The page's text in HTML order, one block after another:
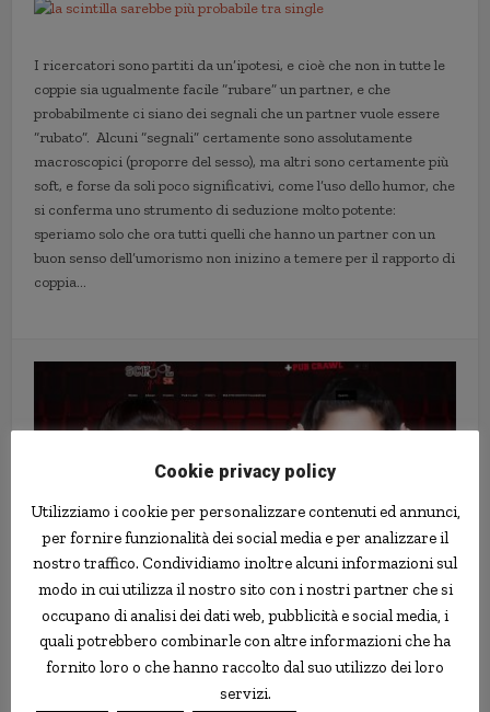
I ricercatori sono partiti da un’ipotesi, e cioè che non in tutte le
coppie sia ugualmente facile “rubare” un partner, e che
probabilmente ci siano dei segnali che un partner vuole essere
“rubato”. Alcuni “segnali” certamente sono assolutamente
macroscopici (proporre del sesso), ma altri sono certamente più
soft, e forse da soli poco significativi, come l’uso dello humor, che
si conferma uno strumento di seduzione molto potente:
speriamo solo che ora tutti quelli che hanno un partner con un
buon senso dell’umorismo non inizino a temere per il rapporto di
coppia…
Cancellata per sessismo la “corsa
delle studentesse sexy”
Cookie privacy policy
Utilizziamo i cookie per personalizzare contenuti ed annunci,
per fornire funzionalità dei social media e per analizzare il
nostro traffico. Condividiamo inoltre alcuni informazioni sul
modo in cui utilizza il nostro sito con i nostri partner che si
occupano di analisi dei dati web, pubblicità e social media, i
quali potrebbero combinarle con altre informazioni che ha
fornito loro o che hanno raccolto dal suo utilizzo dei loro
servizi.